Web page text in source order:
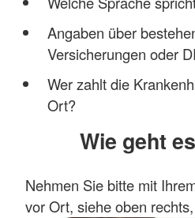
Angaben über
Versicherungen oder
Wer zahlt die
Ort?
Wie geht
Nehmen Sie bitte mit
vor Ort, siehe oben